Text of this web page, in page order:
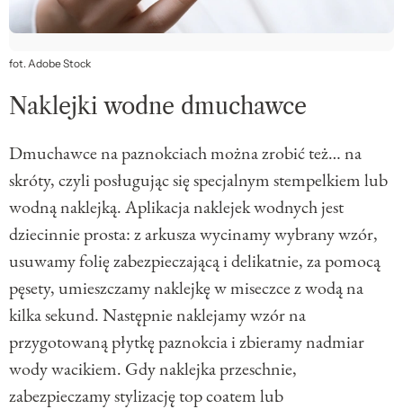
fot. Adobe Stock
Naklejki wodne dmuchawce
Dmuchawce na paznokciach można zrobić też… na
skróty, czyli posługując się specjalnym stempelkiem lub
wodną naklejką. Aplikacja naklejek wodnych jest
dziecinnie prosta: z arkusza wycinamy wybrany wzór,
usuwamy folię zabezpieczającą i delikatnie, za pomocą
pęsety, umieszczamy naklejkę w miseczce z wodą na
kilka sekund. Następnie naklejamy wzór na
przygotowaną płytkę paznokcia i zbieramy nadmiar
wody wacikiem. Gdy naklejka przeschnie,
zabezpieczamy stylizację top coatem lub